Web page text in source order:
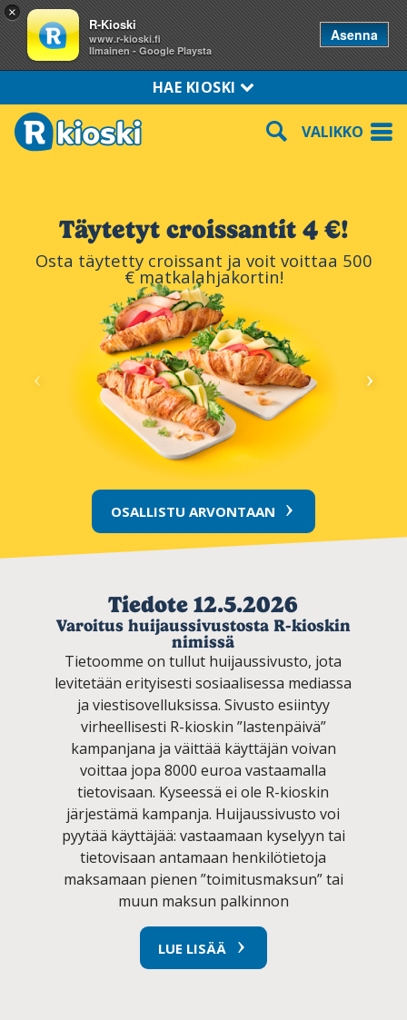
×
R-Kioski
www.r-kioski.fi
Ilmainen - Google Playsta
Asenna
HAE KIOSKI
VALIKKO
Täytetyt croissantit 4 €!
Osta täytetty croissant ja voit voittaa 500
€ matkalahjakortin!
OSALLISTU ARVONTAAN
‹ ›
Tiedote 12.5.2026
Varoitus huijaussivustosta R-kioskin
nimissä
Tietoomme on tullut huijaussivusto, jota
levitetään erityisesti sosiaalisessa mediassa
ja viestisovelluksissa. Sivusto esiintyy
virheellisesti R-kioskin ”lastenpäivä”
kampanjana ja väittää käyttäjän voivan
voittaa jopa 8000 euroa vastaamalla
tietovisaan. Kyseessä ei ole R-kioskin
järjestämä kampanja. Huijaussivusto voi
pyytää käyttäjää: vastaamaan kyselyyn tai
tietovisaan antamaan henkilötietoja
maksamaan pienen ”toimitusmaksun” tai
muun maksun palkinnon
LUE LISÄÄ